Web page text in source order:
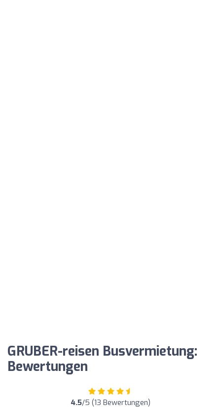
GRUBER-reisen Busvermietung:
Bewertungen
4.5/5 (13 Bewertungen)